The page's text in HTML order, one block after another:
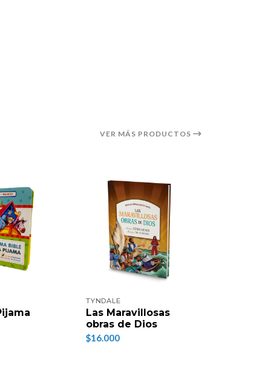
VER MÁS PRODUCTOS
TYNDALE
Las Maravillosas
obras de Dios
$16.000